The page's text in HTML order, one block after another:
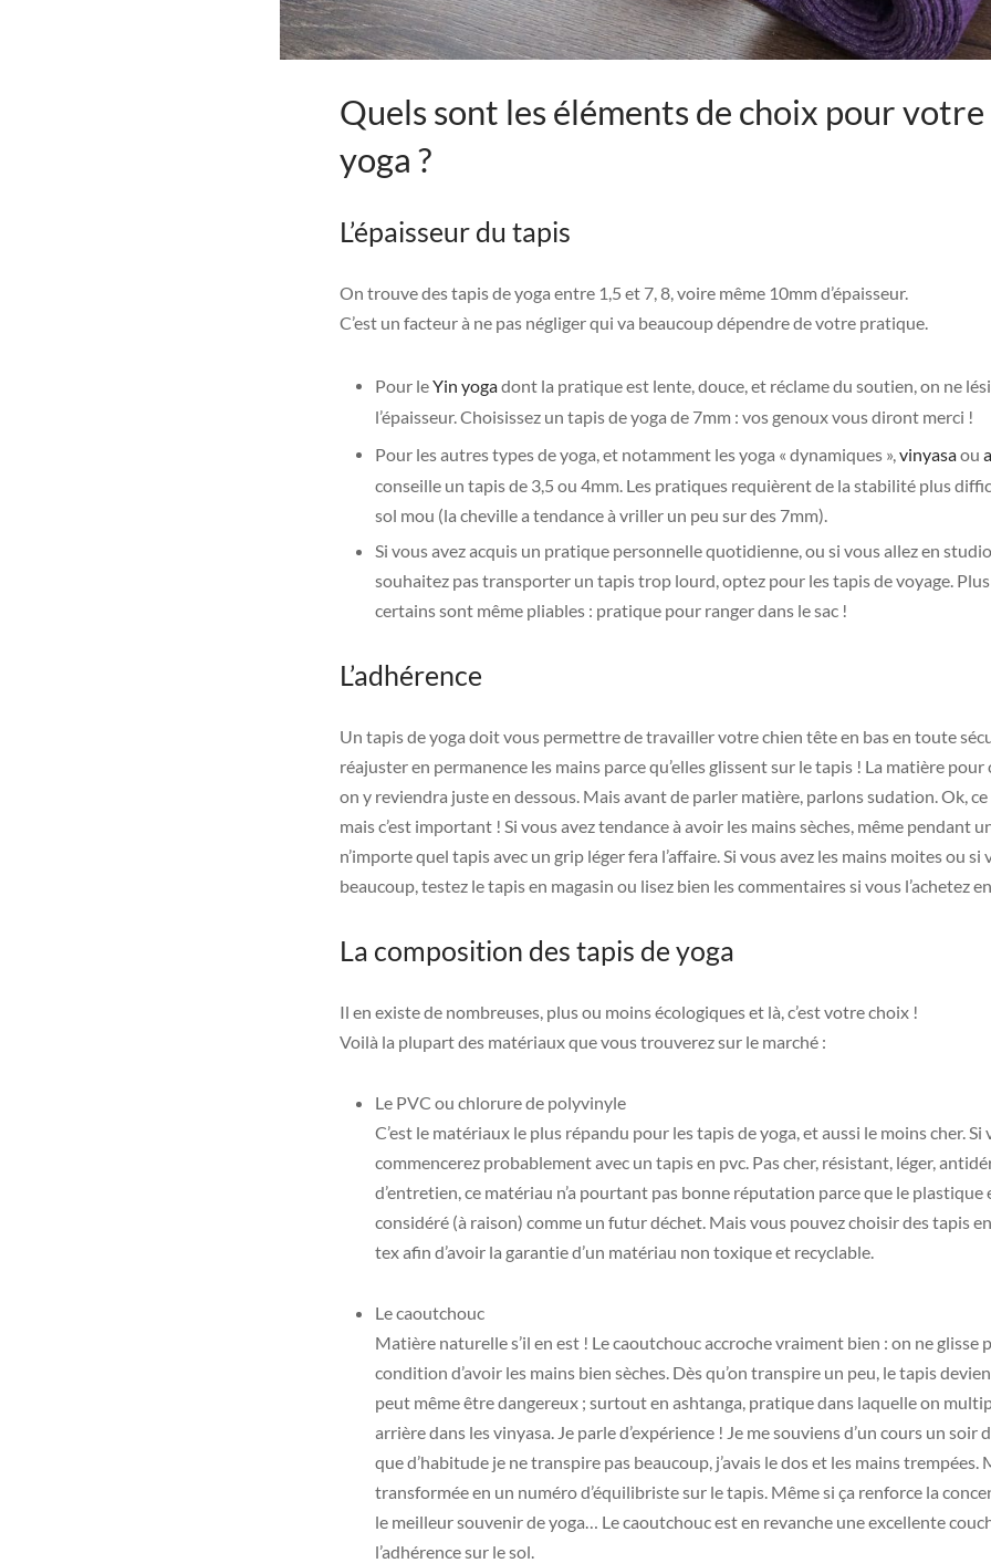
Quels sont les éléments de choix pour
yoga ?
L’épaisseur du tapis
On trouve des tapis de yoga entre 1,5 et 7, 8, voire même 10mm d’épaisseur.
C’est un facteur à ne pas négliger qui va beaucoup dépendre de votre pratique.
Pour leYin yogadont la pratique est lente, douce, et réclame du soutien, on ne
l’épaisseur. Choisissez un tapis de yoga de 7mm : vos genoux vous diront merci !
Pour les autres types de yoga, et notamment les yoga « dynamiques », vinyasaou
conseille un tapis de 3,5 ou 4mm. Les pratiques requièrent de la stabilité plus
sol mou (la cheville a tendance à vriller un peu sur des 7mm).
Si vous avez acquis un pratique personnelle quotidienne, ou si vous allez en
souhaitez pas transporter un tapis trop lourd, optez pour les tapis de voyage.
certains sont même pliables : pratique pour ranger dans le sac !
L’adhérence
Un tapis de yoga doit vous permettre de travailler votre chien tête en bas en toute
réajuster en permanence les mains parce qu’elles glissent sur le tapis ! La matière
on y reviendra juste en dessous. Mais avant de parler matière, parlons sudation. Ok, ce
mais c’est important ! Si vous avez tendance à avoir les mains sèches, même pendant
n’importe quel tapis avec un grip léger fera l’affaire. Si vous avez les mains moites ou
beaucoup, testez le tapis en magasin ou lisez bien les commentaires si vous l’achetez
La composition des tapis de yoga
Il en existe de nombreuses, plus ou moins écologiques et là, c’est votre choix !
Voilà la plupart des matériaux que vous trouverez sur le marché :
Le PVC ou chlorure de polyvinyle
C’est le matériaux le plus répandu pour les tapis de yoga, et aussi le moins cher.
commencerez probablement avec un tapis en pvc. Pas cher, résistant, léger,
d’entretien, ce matériau n’a pourtant pas bonne réputation parce que le plastique
considéré (à raison) comme un futur déchet. Mais vous pouvez choisir des tapis
tex afin d’avoir la garantie d’un matériau non toxique et recyclable.
Le caoutchouc
Matière naturelle s’il en est ! Le caoutchouc accroche vraiment bien : on ne glisse
condition d’avoir les mains bien sèches. Dès qu’on transpire un peu, le tapis
peut même être dangereux ; surtout en ashtanga, pratique dans laquelle on
arrière dans les vinyasa. Je parle d’expérience ! Je me souviens d’un cours un soir
que d’habitude je ne transpire pas beaucoup, j’avais le dos et les mains trempées.
transformée en un numéro d’équilibriste sur le tapis. Même si ça renforce la
le meilleur souvenir de yoga… Le caoutchouc est en revanche une excellente
l’adhérence sur le sol.